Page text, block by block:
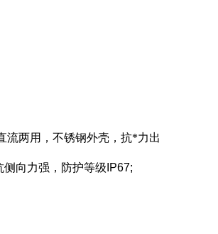
流两用 ， 不锈钢外壳，抗*力出
向力强，防护等级 IP67;